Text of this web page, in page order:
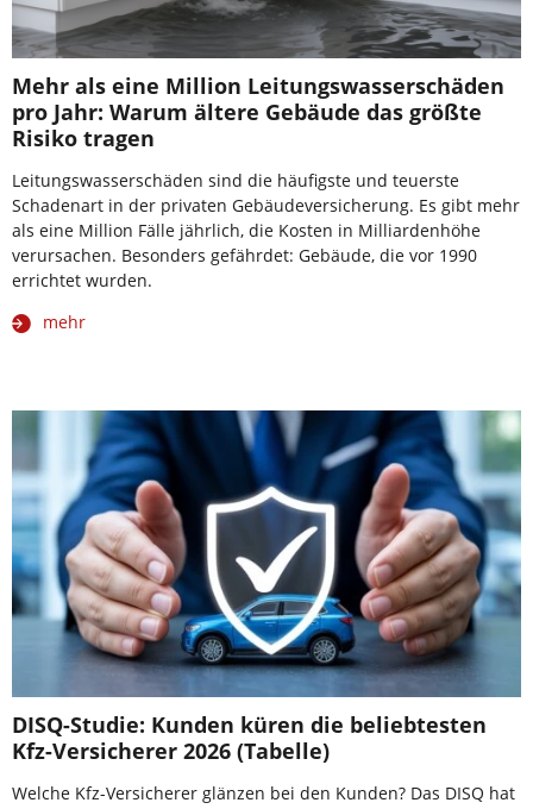
Mehr als eine Million Leitungswasserschäden
pro Jahr: Warum ältere Gebäude das größte
Risiko tragen
Leitungswasserschäden sind die häufigste und teuerste
Schadenart in der privaten Gebäudeversicherung. Es gibt mehr
als eine Million Fälle jährlich, die Kosten in Milliardenhöhe
verursachen. Besonders gefährdet: Gebäude, die vor 1990
errichtet wurden.
mehr
DISQ-Studie: Kunden küren die beliebtesten
Kfz-Versicherer 2026 (Tabelle)
Welche Kfz-Versicherer glänzen bei den Kunden? Das DISQ hat